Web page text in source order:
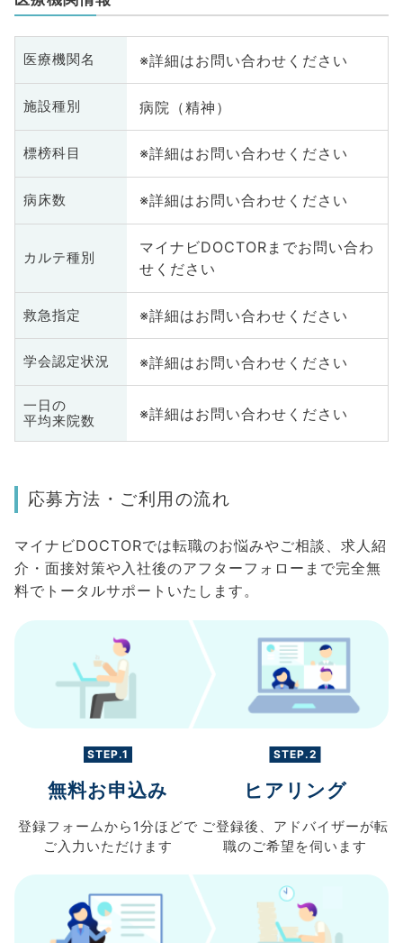
医療機関名 ※詳細はお問い合わせください
施設種別 病院（精神）
標榜科目 ※詳細はお問い合わせください
病床数 ※詳細はお問い合わせください
カルテ種別
マイナビDOCTORまでお問い合わ
せください
救急指定 ※詳細はお問い合わせください
学会認定状況 ※詳細はお問い合わせください
一日の
平均来院数
※詳細はお問い合わせください
応募方法・ご利用の流れ
マイナビDOCTORでは転職のお悩みやご相談、求人紹
介・面接対策や入社後のアフターフォローまで完全無
料でトータルサポートいたします。
STEP.1
無料お申込み
登録フォームから 1分ほどで
ご入力 いただけます
STEP.2
ヒアリング
ご登録後、 アドバイザーが転
職のご希望を伺います